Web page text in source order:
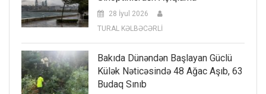
28 İyul 2026
TURAL KƏLBƏCƏRLİ
Bakıda Dünəndən Başlayan Güclü
Külək Nəticəsində 48 Ağac Aşıb, 63
Budaq Sınıb